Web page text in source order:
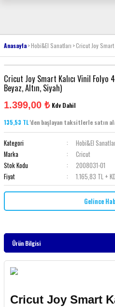
Anasayfa Hobi&El Sanatları Cricut Joy Smart
Cricut Joy Smart Kalıcı Vinil Folyo
Beyaz, Altın, Siyah)
1.399,00 ₺ Kdv Dahil
135,53 TL'den başlayan taksitlerle satın
Kategori Hobi&El
Marka
Cricut
Stok Kodu
2008031-01
Fiyat
1.165,83 TL +
Gelince
Ürün Bilgisi
Cricut Joy Smart